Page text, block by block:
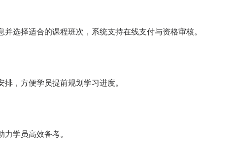
选择适合的课程班次，系统支持在线支付与资格审核。
，方便学员提前规划学习进度。
学员高效备考。